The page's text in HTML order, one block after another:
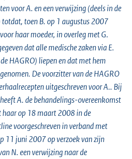
voor A. en een verwijzing (deels in de
toen B. op 1 augustus 2007
haar moeder, in overleg met G.
dat alle medische zaken via E.
HAGRO) liepen en dat met hem
De voorzitter van de HAGRO
uitgeschreven voor A.. Bij
A. de behandelings-overeenkomst
haar op 18 maart 2008 in de
voorgeschreven in verband met
11 juni 2007 op verzoek van zijn
N. een verwijzing naar de